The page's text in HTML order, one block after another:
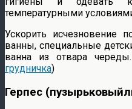
температурными
Ускорить исчезновение
ванны, специальные
ванна из отвара
грудничка)
Герпес